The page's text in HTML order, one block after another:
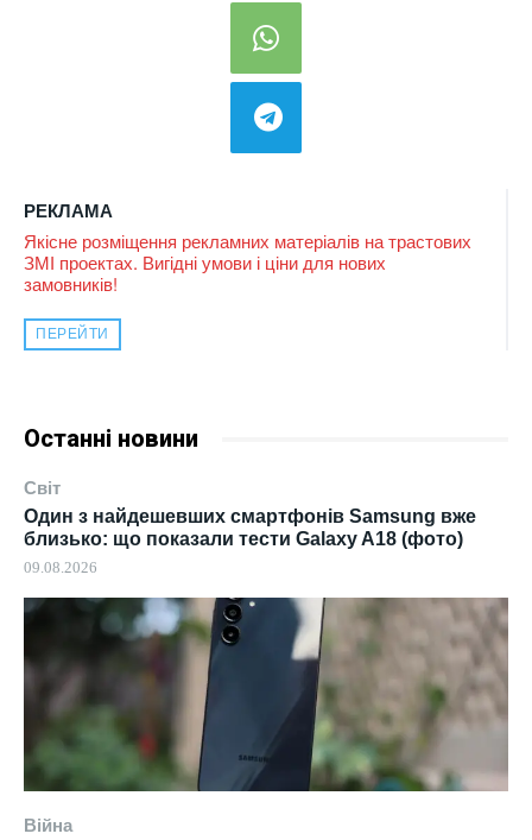
РЕКЛАМА
Якісне розміщення рекламних матеріалів на трастових
ЗМІ проектах. Вигідні умови і ціни для нових
замовників!
ПЕРЕЙТИ
Останні новини
Світ
Один з найдешевших смартфонів Samsung вже
близько: що показали тести Galaxy A18 (фото)
09.08.2026
Війна